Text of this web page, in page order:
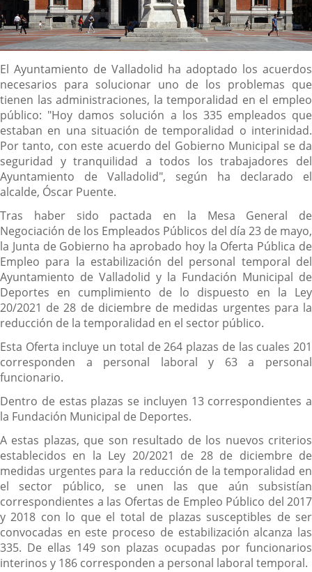
Descripción
El Ayuntamiento de Valladolid ha adoptado los acuerdos
necesarios para solucionar uno de los problemas que
tienen las administraciones, la temporalidad en el empleo
público: "Hoy damos solución a los 335 empleados que
estaban en una situación de temporalidad o interinidad.
Por tanto, con este acuerdo del Gobierno Municipal se da
seguridad y tranquilidad a todos los trabajadores del
Ayuntamiento de Valladolid", según ha declarado el
alcalde, Óscar Puente.
Tras haber sido pactada en la Mesa General de
Negociación de los Empleados Públicos del día 23 de mayo,
la Junta de Gobierno ha aprobado hoy la Oferta Pública de
Empleo para la estabilización del personal temporal del
Ayuntamiento de Valladolid y la Fundación Municipal de
Deportes en cumplimiento de lo dispuesto en la Ley
20/2021 de 28 de diciembre de medidas urgentes para la
reducción de la temporalidad en el sector público.
Esta Oferta incluye un total de 264 plazas de las cuales 201
corresponden a personal laboral y 63 a personal
funcionario.
Dentro de estas plazas se incluyen 13 correspondientes a
la Fundación Municipal de Deportes.
A estas plazas, que son resultado de los nuevos criterios
establecidos en la Ley 20/2021 de 28 de diciembre de
medidas urgentes para la reducción de la temporalidad en
el sector público, se unen las que aún subsistían
correspondientes a las Ofertas de Empleo Público del 2017
y 2018 con lo que el total de plazas susceptibles de ser
convocadas en este proceso de estabilización alcanza las
335. De ellas 149 son plazas ocupadas por funcionarios
interinos y 186 corresponden a personal laboral temporal.